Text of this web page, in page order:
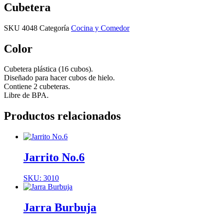
Cubetera
SKU 4048 Categoría Cocina y Comedor
Color
Cubetera plástica (16 cubos).
Diseñado para hacer cubos de hielo.
Contiene 2 cubeteras.
Libre de BPA.
Productos relacionados
Jarrito No.6
SKU: 3010
Jarra Burbuja